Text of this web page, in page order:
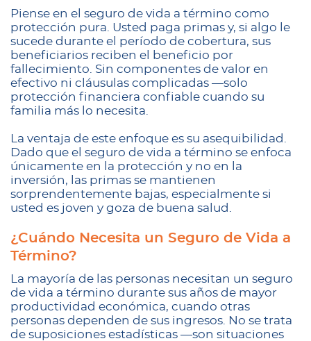
Piense en el seguro de vida a término como
protección pura. Usted paga primas y, si algo le
sucede durante el período de cobertura, sus
beneficiarios reciben el beneficio por
fallecimiento. Sin componentes de valor en
efectivo ni cláusulas complicadas —solo
protección financiera confiable cuando su
familia más lo necesita.
La ventaja de este enfoque es su asequibilidad.
Dado que el seguro de vida a término se enfoca
únicamente en la protección y no en la
inversión, las primas se mantienen
sorprendentemente bajas, especialmente si
usted es joven y goza de buena salud.
¿Cuándo Necesita un Seguro de Vida a
Término?
La mayoría de las personas necesitan un seguro
de vida a término durante sus años de mayor
productividad económica, cuando otras
personas dependen de sus ingresos. No se trata
de suposiciones estadísticas —son situaciones